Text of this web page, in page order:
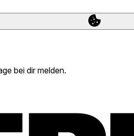
bei dir melden.